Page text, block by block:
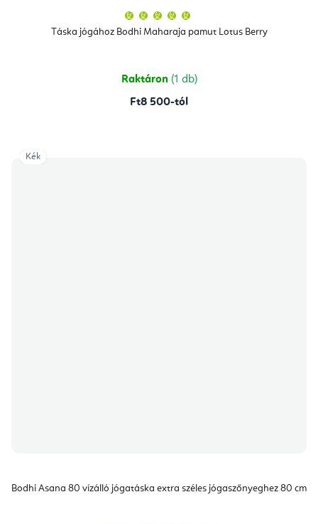
Táska jógához Bodhi Maharaja pamut Lotus Berry
átlagos
értékelése
csillag.
Raktáron (1 db)
Ft8 500-tól
Bodhi Asana 80 vízálló jógatáska extra széles jógaszőnyeghez 80 cm
Kék